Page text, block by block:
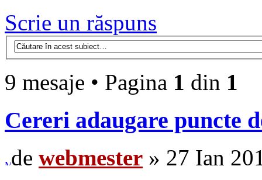
Scrie un răspuns
9 mesaje • Pagina 1 din 1
Cereri adaugare puncte
de webmester » 27 Ian